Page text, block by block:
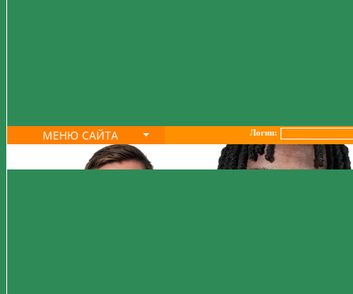
МЕНЮ САЙТА Логин: